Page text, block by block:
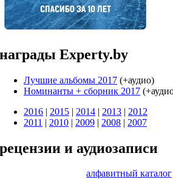
награды Experty.by
Лучшие альбомы 2017 (+аудио)
Номинанты + cборник 2017
2016 | 2015 | 2014 | 2013 | 2012
2011 | 2010 | 2009 | 2008 | 2007
рецензии и аудиозаписи
алфавитный каталог